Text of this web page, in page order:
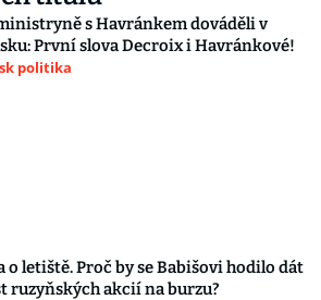
s Havránkem dováděli v
První slova Decroix i Havránkové!
politika
o letiště. Proč by se Babišovi hodilo dát
ruzyňských akcií na burzu?